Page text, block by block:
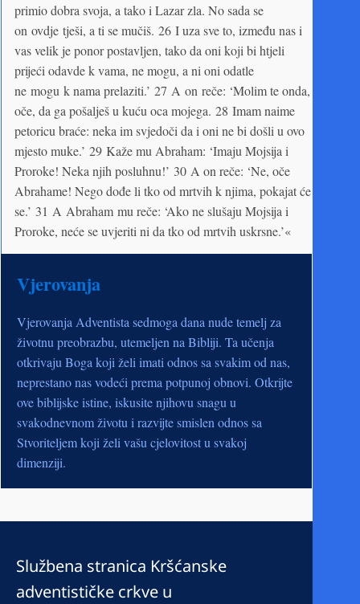
primio dobra svoja, a tako i Lazar zla. No sada se
on ovdje tješi, a ti se mučiš. 26 I uza sve to, između nas i
vas velik je ponor postavljen, tako da oni koji bi htjeli
prijeći odavde k vama, ne mogu, a ni oni odatle
ne mogu k nama prelaziti.’ 27 A on reče: ‘Molim te onda,
oče, da ga pošalješ u kuću oca mojega. 28 Imam naime
petoricu braće: neka im svjedoči da i oni ne bi došli u ovo
mjesto muke.’ 29 Kaže mu Abraham: ‘Imaju Mojsija i
Proroke! Neka njih posluhnu!’ 30 A on reče: ‘Ne, oče
Abrahame! Nego dođe li tko od mrtvih k njima, pokajat će
se.’ 31 A Abraham mu reče: ‘Ako ne slušaju Mojsija i
Proroke, neće se uvjeriti ni da tko od mrtvih uskrsne.’«
Vjerovanja
Vjerovanja Adventista sedmoga dana nude temelj za
životnu preobrazbu, utemeljen na Bibliji. Ta učenja
otkrivaju Boga koji želi imati odnos sa svakim od nas,
neprestano nas vodeći prema potpunoj obnovi. Otkrijte
ove biblijske istine, iskusite njihovu snagu u
svakodnevnom životu i razvijte smislen odnos sa
Stvoriteljem koji želi vašu cjelovitost u svakoj
dimenziji.
Službena stranica Kršćanske
adventističke crkve u